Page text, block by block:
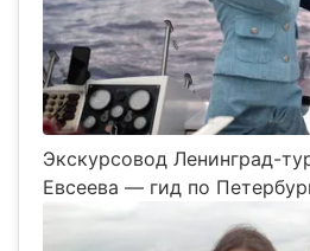
Экскурсовод Ленинград-
Евсеева — гид по